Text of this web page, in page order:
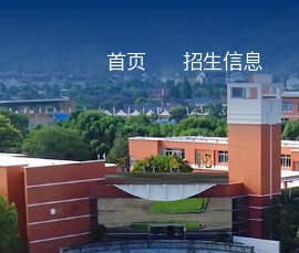
首页 招生信息